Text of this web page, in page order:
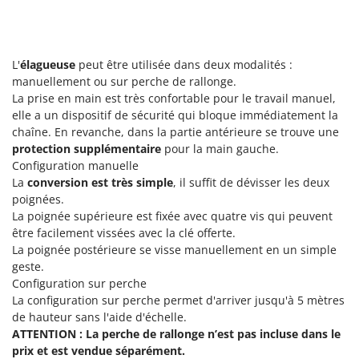
Sécateurs et Échenilloirs manuels
Sécateurs pneumatiques
Semoirs et Épandeurs d'engrais
Socs pour tracteur
Souffleurs aspirateurs pour Feuilles
Soufreuses - Poudreuses à dos
Soufreuses - Poudreuses pour tracteur
T
Taille-haies
Taille-haies à bras pour tracteur
Tarières
Tondeuses à Gazon
ITM
J JOLLY ITALIA
K
KAAZ
Karcher
Kasco
Kemper
Keter
KitchenAid
Komo
L
Laica
L'élagueuse peut être utilisée dans deux modalités :
manuellement ou sur perche de rallonge.
La prise en main est très confortable pour le travail manuel,
elle a un dispositif de sécurité qui bloque immédiatement la
chaîne. En revanche, dans la partie antérieure se trouve une
protection supplémentaire pour la main gauche.
Configuration manuelle
La conversion est très simple, il suffit de dévisser les deux
poignées.
La poignée supérieure est fixée avec quatre vis qui peuvent
être facilement vissées avec la clé offerte.
La poignée postérieure se visse manuellement en un simple
geste.
Configuration sur perche
La configuration sur perche permet d'arriver jusqu'à 5 mètres
de hauteur sans l'aide d'échelle.
ATTENTION : La perche de rallonge n’est pas incluse dans le
prix et est vendue séparément.